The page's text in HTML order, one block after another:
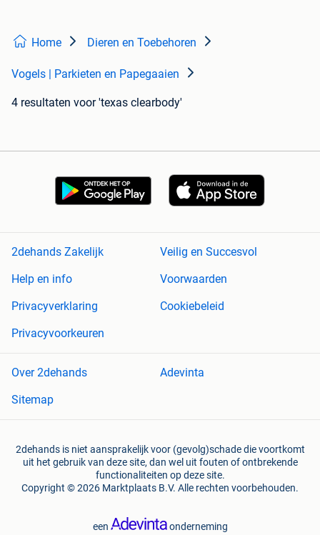
Home Dieren en Toebehoren
Vogels | Parkieten en Papegaaien
4 resultaten voor 'texas clearbody'
2dehands Zakelijk
Veilig en Succesvol
Help en info
Voorwaarden
Privacyverklaring
Cookiebeleid
Privacyvoorkeuren
Over 2dehands
Adevinta
Sitemap
2dehands is niet aansprakelijk voor (gevolg)schade die voortkomt
uit het gebruik van deze site, dan wel uit fouten of ontbrekende
functionaliteiten op deze site.
Copyright © 2026 Marktplaats B.V. Alle rechten voorbehouden.
een onderneming